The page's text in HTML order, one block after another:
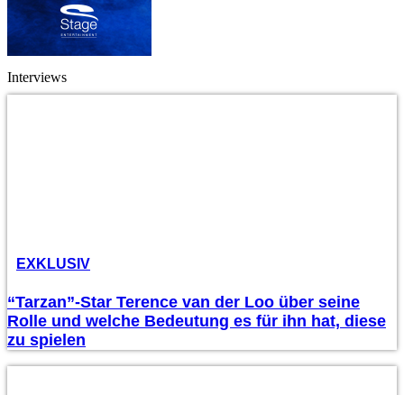
Interviews
EXKLUSIV
“Tarzan”-Star Terence van der Loo über seine
Rolle und welche Bedeutung es für ihn hat, diese
zu spielen